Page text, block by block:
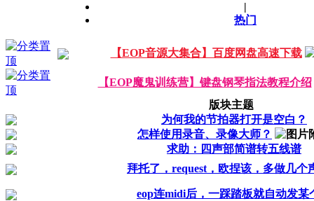
|
热门
【EOP音源大集合】百度网盘高速下载
【EOP魔鬼训练营】键盘钢琴指法教程介绍
版块主题
为何我的节拍器打开是空白？
怎样使用录音、录像大师？
求助：四声部简谱转五线谱
拜托了，request，欧捏该，多做几个
eop连midi后，一踩踏板就自动发某